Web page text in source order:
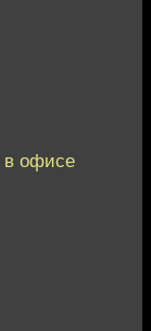
в офисе